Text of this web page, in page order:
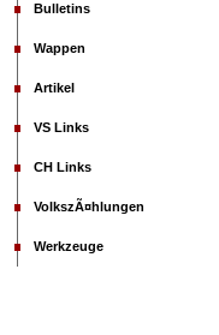
Bulletins
Wappen
Artikel
VS Links
CH Links
VolkszÃ¤hlungen
Werkzeuge